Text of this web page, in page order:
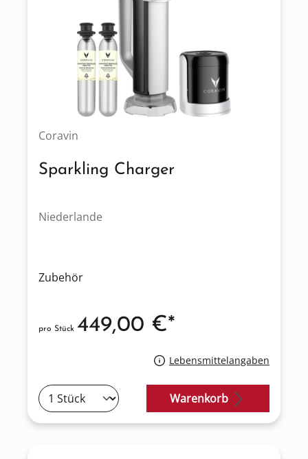
Coravin
Sparkling Charger
Niederlande
Zubehör
Lebensmittelangaben
pro Stück 449,00 €*
Warenkorb